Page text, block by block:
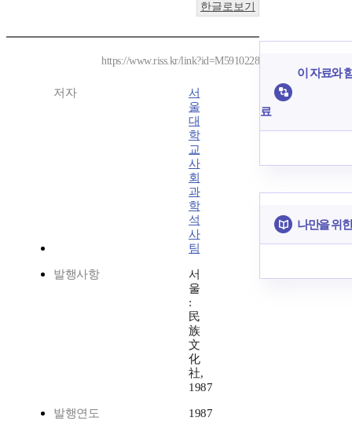
한글로보기
https://www.riss.kr/link?id=M5910228
저자
서
울
대
학
교
사
회
과
학
석
사
팀
발행사항
서
울
:
民
族
文
化
社,
1987
발행연도 1987
이 자료와
료
나만을 위